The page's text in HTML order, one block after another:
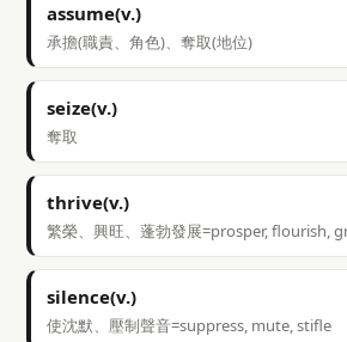
assume(v.)
承擔(職責、角色)、奪取(地位)
seize(v.)
奪取
thrive(v.)
繁榮、興旺、蓬勃發展=prosper, flourish,
silence(v.)
使沈默、壓制聲音=suppress, mute, stifle